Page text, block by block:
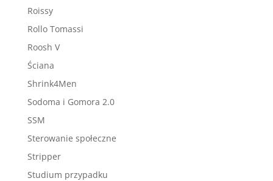
Roissy
Rollo Tomassi
Roosh V
Ściana
Shrink4Men
Sodoma i Gomora 2.0
SSM
Sterowanie społeczne
Stripper
Studium przypadku